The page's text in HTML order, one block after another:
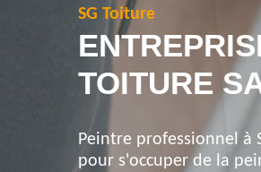
SG Toiture
TOITURE
Peintre professionnel à
pour s'occuper de la